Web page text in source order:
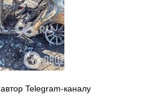
Telegram-каналу